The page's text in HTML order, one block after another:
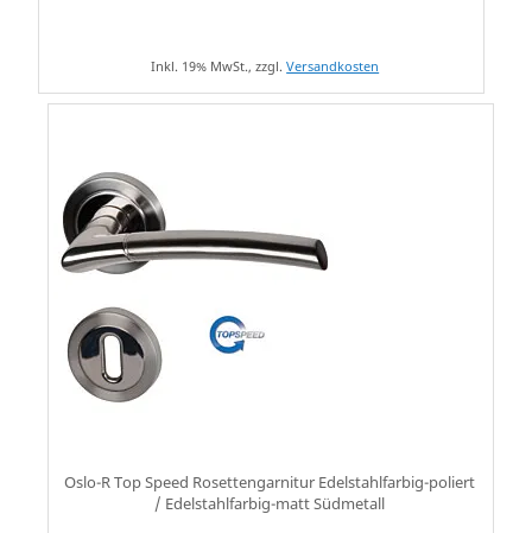
Inkl. 19% MwSt., zzgl.Versandkosten
Oslo-R Top Speed Rosettengarnitur Edelstahlfarbig-poliert
/ Edelstahlfarbig-matt Südmetall